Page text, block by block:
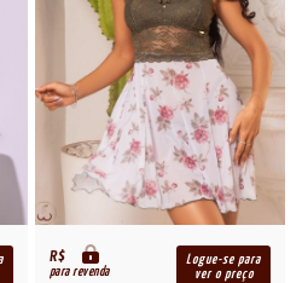
R$
para revenda
Logue-se para
ver o preço